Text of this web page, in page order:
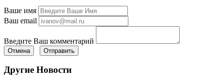
Ваше имя
Ваш email
Введите Ваш комментарий
Отмена Отправить
Другие Новости